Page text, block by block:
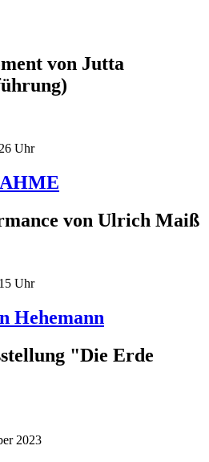
von Jutta
Uhr
von Ulrich Maiß
Uhr
Hehemann
"Die Erde
2023